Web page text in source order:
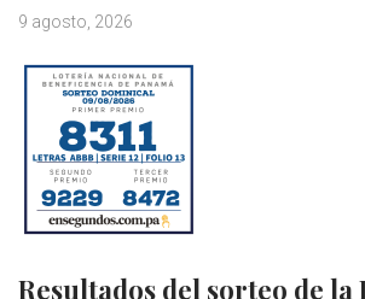
9 agosto, 2026
Resultados del sorteo de la